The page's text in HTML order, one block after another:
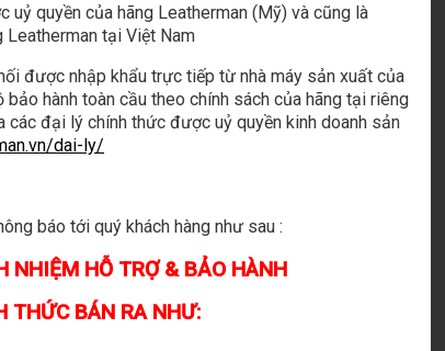
uỷ quyền của hãng Leatherman (Mỹ) và cũng là
Leatherman tại Việt Nam
được nhập khẩu trực tiếp từ nhà máy sản xuất của
hành toàn cầu theo chính sách của hãng tại riêng
đại lý chính thức được uỷ quyền kinh doanh sản
dai-ly/
báo tới quý khách hàng như sau :
NHIỆM HỖ TRỢ & BẢO HÀNH
THỨC BÁN RA NHƯ: